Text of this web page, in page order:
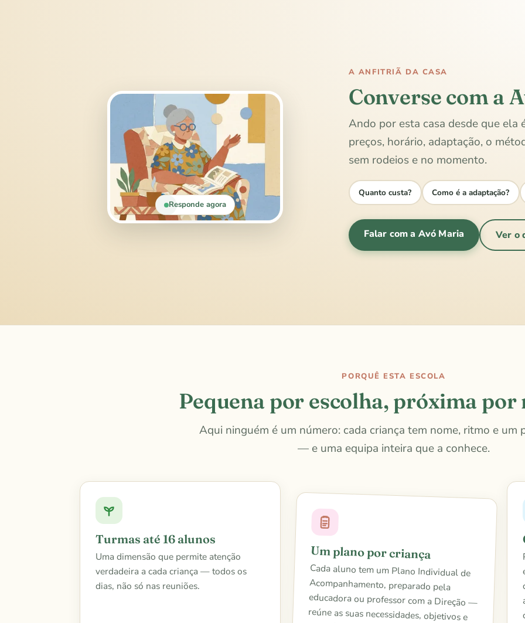
Responde agora
A ANFITRIÃ DA CASA
Converse com a
Ando por esta casa desde que
preços, horário, adaptação, o
sem rodeios e no momento.
Quanto custa? Como é a adaptação?
Falar com a Avó Maria Ver o
PORQUÊ ESTA ESCOLA
Pequena por escolha, próxima por
Aqui ninguém é um número: cada criança tem nome, ritmo e um
— e uma equipa inteira que a conhece.
Turmas até 16 alunos
Uma dimensão que permite atenção
verdadeira a cada criança — todos os
dias, não só nas reuniões.
Um plano por criança
Cada aluno tem um Plano Individual de
Acompanhamento, preparado pela
educadora ou professor com a Direção —
reúne as suas necessidades, objetivos e
estratégias na sala, revisto ao longo do